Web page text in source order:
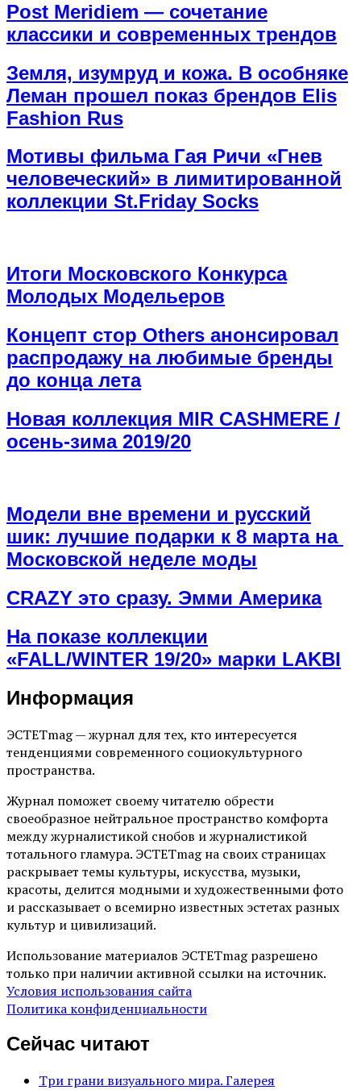
Post Meridiem — сочетание
классики и современных трендов
Земля, изумруд и кожа. В особняке
Леман прошел показ брендов Elis
Fashion Rus
Мотивы фильма Гая Ричи «Гнев
человеческий» в лимитированной
коллекции St.Friday Socks
Итоги Московского Конкурса
Молодых Модельеров
Концепт стор Others анонсировал
распродажу на любимые бренды
до конца лета
Новая коллекция MIR CASHMERE /
осень-зима 2019/20
Модели вне времени и русский
шик: лучшие подарки к 8 марта на
Московской неделе моды
СRAZY это сразу. Эмми Америка
На показе коллекции
«FALL/WINTER 19/20» марки LAKBI
Информация
ЭСТЕТmag — журнал для тех, кто интересуется
тенденциями современного социокультурного
пространства.
Журнал поможет своему читателю обрести
своеобразное нейтральное пространство комфорта
между журналистикой снобов и журналистикой
тотального гламура. ЭСТЕТmag на своих страницах
раскрывает темы культуры, искусства, музыки,
красоты, делится модными и художественными фото
и рассказывает о всемирно известных эстетах разных
культур и цивилизаций.
Использование материалов ЭСТЕТmag разрешено
только при наличии активной ссылки на источник.
Условия использования сайта
Политика конфиденциальности
Сейчас читают
Три грани визуального мира. Галерея